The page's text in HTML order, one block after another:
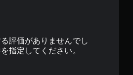
評価がありませんでし
指定してください。